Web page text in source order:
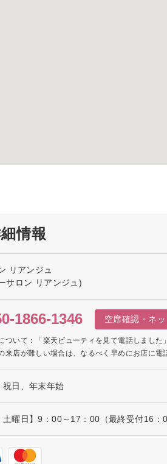
情報
リアンジュ
サロン リアンジュ)
1866-1346 空席確認・ネ
ついて：「楽天ビューティを見て電話しまし
来店が難しい場合は、なるべく早めにお店に電
祝日、年末年始
土曜日】9：00～17：00（最終受付16：